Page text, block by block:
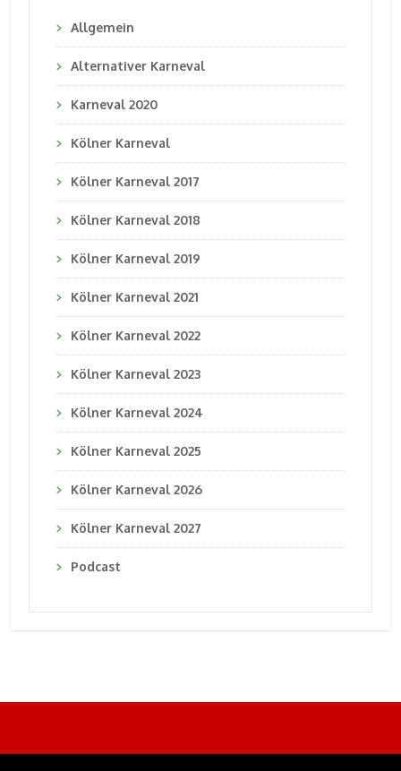
Allgemein
Alternativer Karneval
Karneval 2020
Kölner Karneval
Kölner Karneval 2017
Kölner Karneval 2018
Kölner Karneval 2019
Kölner Karneval 2021
Kölner Karneval 2022
Kölner Karneval 2023
Kölner Karneval 2024
Kölner Karneval 2025
Kölner Karneval 2026
Kölner Karneval 2027
Podcast